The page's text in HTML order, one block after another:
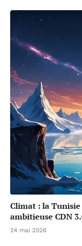
Climat : la
ambitieuse CDN
24 mai 2026